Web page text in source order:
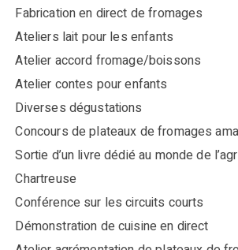
Fabrication en direct de fromages
Ateliers lait pour les enfants
Atelier accord fromage/boissons
Atelier contes pour enfants
Diverses dégustations
Concours de plateaux de fromages
Sortie d’un livre dédié au monde de
Chartreuse
Conférence sur les circuits courts
Démonstration de cuisine en direct